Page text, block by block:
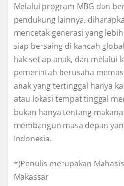
Melalui program MBG dan
pendukung lainnya,
mencetak generasi yang
siap bersaing di kancah
hak setiap anak, dan melalui
pemerintah berusaha
anak yang tertinggal hanya
atau lokasi tempat tinggal
bukan hanya tentang
membangun masa depan
Indonesia.
*)Penulis merupakan
Makassar